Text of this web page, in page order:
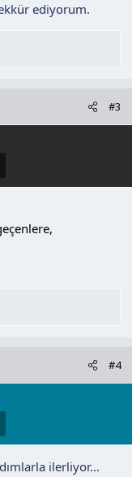
ediyorum.
#3
#4
ilerliyor...